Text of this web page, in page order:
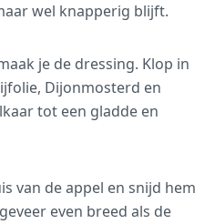
wel knapperig blijft.
je de dressing. Klop in
Dijonmosterd en
tot een gladde en
van de appel en snijd hem
even breed als de